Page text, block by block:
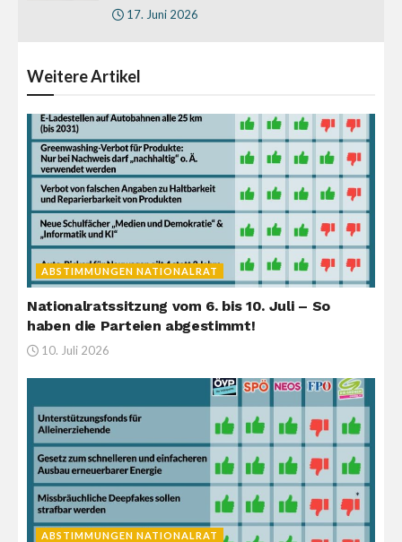
17. Juni 2026
WeitereArtikel
ABSTIMMUNGEN NATIONALRAT
Nationalratssitzung vom 6. bis 10. Juli – So
haben die Parteien abgestimmt!
10. Juli 2026
ABSTIMMUNGEN NATIONALRAT